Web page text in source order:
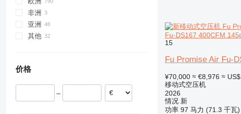
英国
非洲
亚洲
其他
阿根廷
价格
–
Fu-DS167 400CFM
15
Fu Promise Air Fu-
¥70,000 ≈ €8,976 ≈
移动式空压机
2026
情况新
功率 97 马力 (71.3 千瓦)